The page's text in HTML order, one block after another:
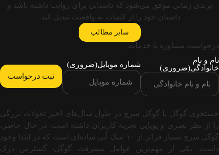
برندی زمانی موفق می‌شود که داستانی برای روایت داشته باشد و
داستان خود را از کلمات به واقعیت تبدیل کند.
سایر مطالب
درخواست مشاوره یا خدمات
نام و نام
خانوادگی(ضروری) شماره موبایل(ضروری)
جستجوی گوگل یا گوگل سرچ در طول سال‌های اخیر تحولات بزرگی
را از نظر بصری و پویایی تجربه کاربران داشته است. در حال حاضر،
گوگل سرچ بسیار فراتر از ۱۰ لینک آبی ساده‌ای است که در ابتدا وجود
داشت. یکی از مهم‌ترین عوامل پیشرفت گوگل، گسترش درک